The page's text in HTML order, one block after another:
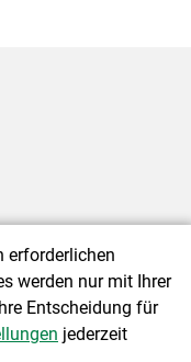
erforderlichen
werden nur mit Ihrer
Entscheidung für
jederzeit